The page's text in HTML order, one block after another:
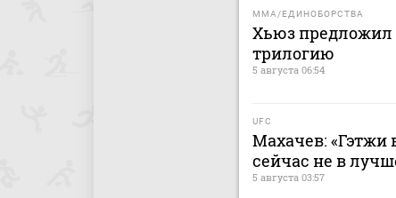
MMA/ЕДИНОБОРСТВА
Хьюз предложил
трилогию
5 августа 06:54
UFC
Махачев: «Гэтжи
сейчас не в
5 августа 03:57